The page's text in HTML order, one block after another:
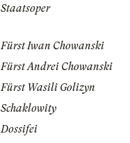
Staatsoper
Fürst Iwan Chowanski
Fürst Andrei Chowanski
Fürst Wasili Golizyn
Schaklowity
Dossifei